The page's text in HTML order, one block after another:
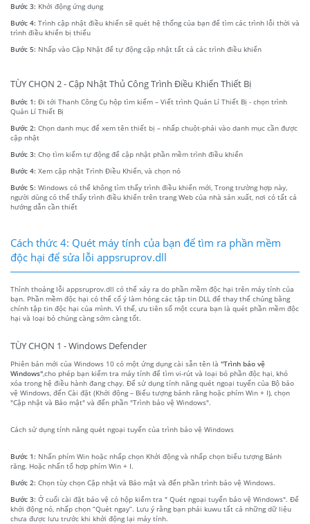
Bước 3: Khởi động ứng dụng
Bước 4: Trình cập nhật điều khiển sẽ quét hệ thống của bạn để tìm các trình lỗi thời và
trình điều khiển bị thiếu
Bước 5: Nhấp vào Cập Nhật để tự động cập nhật tất cả các trình điều khiển
TÙY CHỌN 2 - Cập Nhật Thủ Công Trình Điều Khiển Thiết Bị
Bước 1: Đi tới Thanh Công Cụ hộp tìm kiếm – Viết trình Quản Lí Thiết Bị - chọn trình
Quản Lí Thiết Bị
Bước 2: Chọn danh mục để xem tên thiết bị – nhấp chuột-phải vào danh mục cần được
cập nhật
Bước 3: Chọ tìm kiếm tự động để cập nhật phần mềm trình điều khiển
Bước 4: Xem cập nhật Trình Điều Khiển, và chọn nó
Bước 5: Windows có thể không tìm thấy trình điều khiển mới, Trong trường hợp này,
người dùng có thể thấy trình điều khiển trên trang Web của nhà sản xuất, nơi có tất cả
hướng dẫn cần thiết
Cách thức 4: Quét máy tính của bạn để tìm ra phần mềm
độc hại để sửa lỗi appsruprov.dll
Thỉnh thoảng lỗi appsruprov.dll có thể xảy ra do phần mềm độc hại trên máy tính của
bạn. Phần mềm độc hại có thể cố ý làm hỏng các tập tin DLL để thay thế chúng bằng
chính tập tin độc hại của mình. Vì thế, ưu tiên số một ccura bạn là quét phần mềm độc
hại và loại bỏ chúng càng sớm càng tốt.
TÙY CHỌN 1 - Windows Defender
Phiên bản mới của Windows 10 có một ứng dụng cài sẵn tên là "Trình bảo vệ
Windows",cho phép bạn kiểm tra máy tính để tìm vi-rút và loại bỏ phần độc hại, khó
xóa trong hệ điều hành đang chạy. Để sử dụng tính năng quét ngoại tuyến của Bộ bảo
vệ Windows, đến Cài đặt (Khởi động – Biểu tượng bánh răng hoặc phím Win + I), chọn
"Cập nhật và Bảo mật" và đến phần "Trình bảo vệ Windows".
Cách sử dụng tính năng quét ngoại tuyến của trình bảo vệ Windows
Bước 1: Nhấn phím Win hoặc nhấp chọn Khởi động và nhấp chọn biểu tượng Bánh
răng. Hoặc nhấn tổ hợp phím Win + I.
Bước 2: Chọn tùy chọn Cập nhật và Bảo mật và đến phần trình bảo vệ Windows.
Bước 3: Ở cuối cài đặt bảo vệ có hộp kiểm tra " Quét ngoại tuyến bảo vệ Windows". Để
khởi động nó, nhấp chọn “Quét ngay”. Lưu ý rằng bạn phải kuwu tất cả những dữ liệu
chưa được lưu trước khi khởi động lại máy tính.